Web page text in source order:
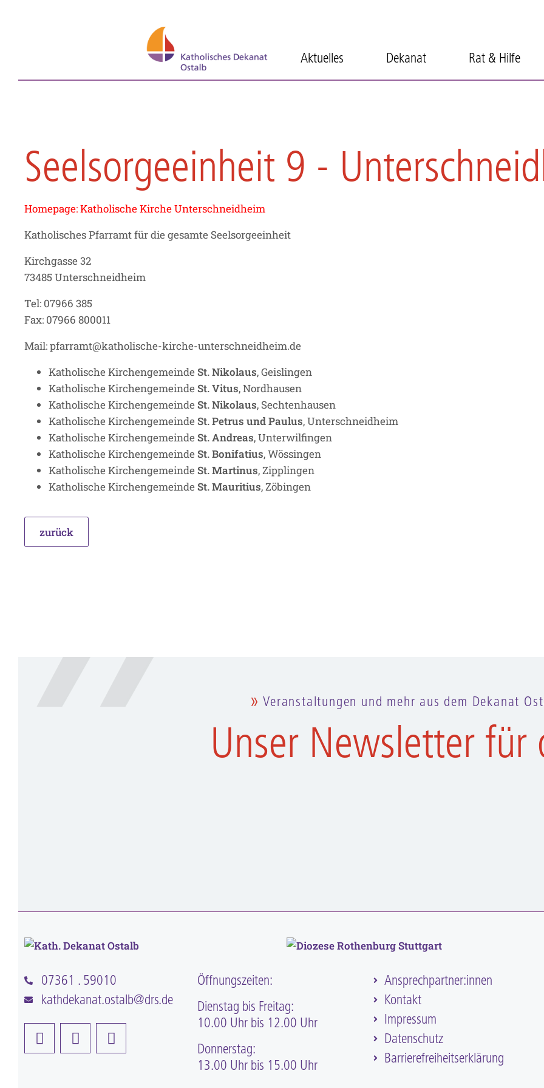
Aktuelles Dekanat Rat & Hilfe
Seelsorgeeinheit 9 -
Homepage: Katholische Kirche Unterschneidheim
Katholisches Pfarramt für die gesamte Seelsorgeeinheit
Kirchgasse 32
73485 Unterschneidheim
Tel: 07966 385
Fax: 07966 800011
Mail: pfarramt@katholische-kirche-unterschneidheim.de
Katholische Kirchengemeinde St. Nikolaus, Geislingen
Katholische Kirchengemeinde St. Vitus, Nordhausen
Katholische Kirchengemeinde St. Nikolaus, Sechtenhausen
Katholische Kirchengemeinde St. Petrus und Paulus, Unterschneidheim
Katholische Kirchengemeinde St. Andreas, Unterwilfingen
Katholische Kirchengemeinde St. Bonifatius, Wössingen
Katholische Kirchengemeinde St. Martinus, Zipplingen
Katholische Kirchengemeinde St. Mauritius, Zöbingen
zurück
Veranstaltungen und mehr aus dem Dekanat
Unser Newsletter für
07361 . 59010
kathdekanat.ostalb@drs.de
Öffnungszeiten:
Dienstag bis Freitag:
10.00 Uhr bis 12.00 Uhr
Donnerstag:
13.00 Uhr bis 15.00 Uhr
Ansprechpartner:innen
Kontakt
Impressum
Datenschutz
Barriere­frei­heits­erklärung